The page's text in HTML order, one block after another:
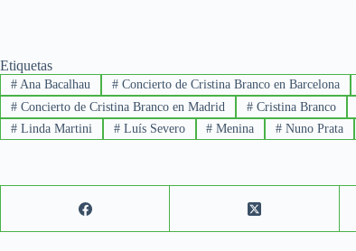
Etiquetas
#Ana Bacalhau #Concierto de Cristina Branco en Barcelona
#Concierto de Cristina Branco en Madrid #Cristina Branco
#Linda Martini #Luís Severo # Menina # Nuno Prata